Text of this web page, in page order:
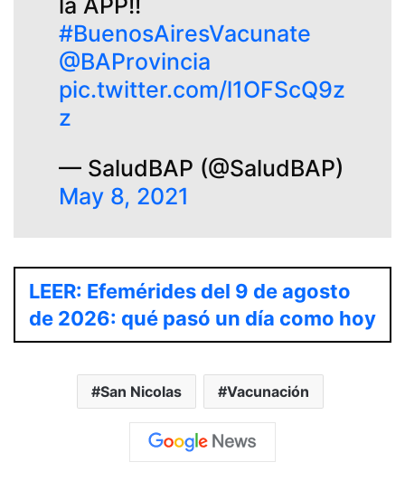
#BuenosAiresVacunate
@BAProvincia
pic.twitter.com/l1OFScQ9z
z
— SaludBAP (@SaludBAP)
May 8, 2021
LEER: Efemérides del 9 de agosto
de 2026: qué pasó un día como hoy
San Nicolas Vacunación